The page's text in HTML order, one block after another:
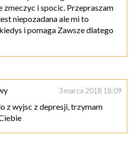
zmeczyc i spocic. Przepraszam
niepozadana ale mi to
i pomaga Zawsze dlatego
3 marca 2018 18:09
z wyjsc z depresji, trzymam